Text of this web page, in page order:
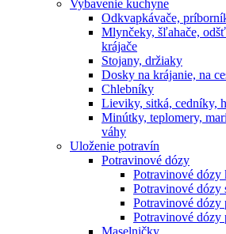
Vybavenie kuchyne
Odkvapkávače,
Mlynčeky, šľahače,
krájače
Stojany, držiaky
Dosky na krájanie, na
Chlebníky
Lieviky, sitká, cedníky,
Minútky, teplomery,
váhy
Uloženie potravín
Potravinové dózy
Potravinové dózy
Potravinové dózy
Potravinové dózy
Potravinové dózy
Maselničky